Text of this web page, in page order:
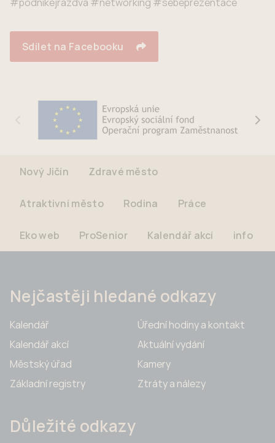
Sdílet na Facebooku
Nový Jičín Zdravé město
Atraktivní město Rodina Práce
Eko web ProSenior Kalendář akcí info
Nejčastěji hledané odkazy
Kalendář
Kalendář akcí
Městský úřad
Základní registry
Úřední hodiny a kontakt
Aktuální vydání
Kamery
Ztráty a nálezy
Důležité odkazy